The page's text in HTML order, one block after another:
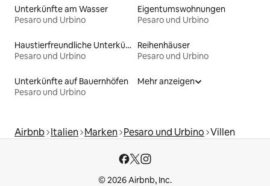
Unterkünfte am Wasser
Pesaro und Urbino
Eigentumswohnungen
Pesaro und Urbino
Haustierfreundliche Unterkünfte
Pesaro und Urbino
Reihenhäuser
Pesaro und Urbino
Unterkünfte auf Bauernhöfen
Pesaro und Urbino
Mehr anzeigen
Airbnb Italien Marken Pesaro und Urbino Villen
© 2026 Airbnb, Inc.